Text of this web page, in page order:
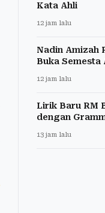
Kata Ahli
12 jam lalu
Nadin Amizah
Buka Semesta
12 jam lalu
Lirik Baru RM
dengan
13 jam lalu